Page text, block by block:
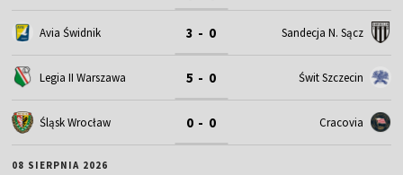
Avia Świdnik 3 - 0 Sandecja N. Sącz
Legia II Warszawa 5 - 0 Świt Szczecin
Śląsk Wrocław 0 - 0 Cracovia
08 SIERPNIA 2026